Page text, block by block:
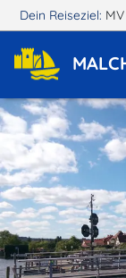
Dein Reiseziel: MV